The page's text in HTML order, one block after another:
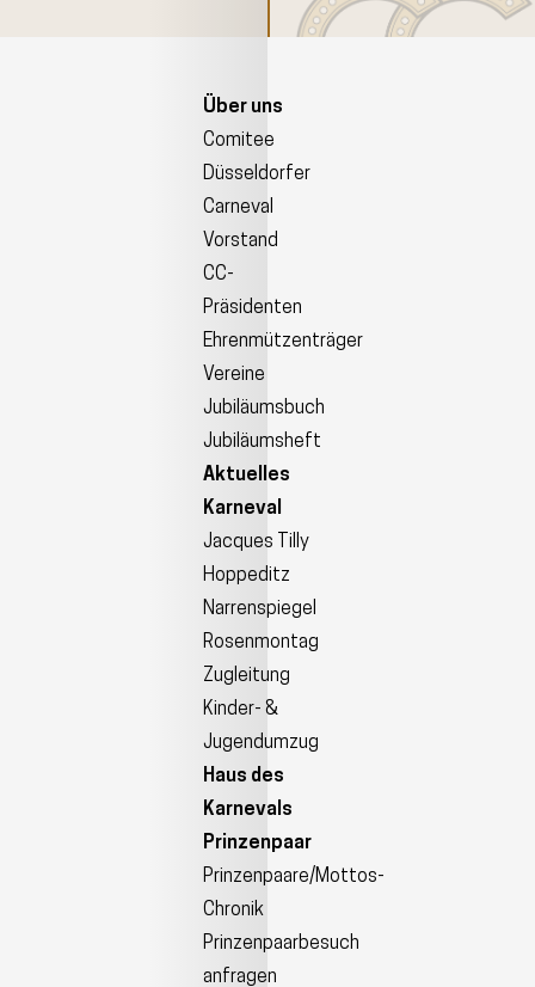
Über uns
Comitee
Düsseldorfer
Carneval
Vorstand
CC-
Präsidenten
Ehrenmützenträger
Vereine
Jubiläumsbuch
Jubiläumsheft
Aktuelles
Karneval
Jacques Tilly
Hoppeditz
Narrenspiegel
Rosenmontag
Zugleitung
Kinder- &
Jugendumzug
Haus des
Karnevals
Prinzenpaar
Prinzenpaare/Mottos-
Chronik
Prinzenpaarbesuch
anfragen